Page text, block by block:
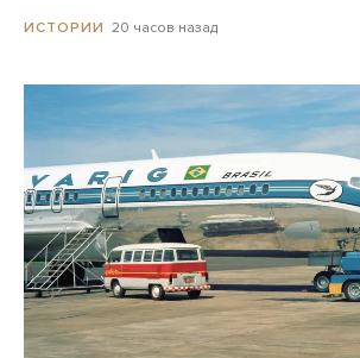
ИСТОРИИ 20 часов назад